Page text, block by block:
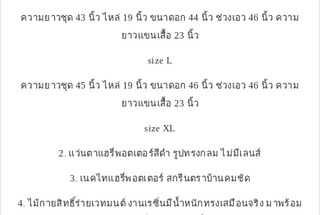
ความยาวชุด 43 นิ้ว ไหล่ 19 นิ้ว ขนาดอก 44 นิ้ว ช่วงเอว 46 นิ้ว ความ
ยาวแขนเสื้อ 23 นิ้ว
size L
ความยาวชุด 45 นิ้ว ไหล่ 19 นิ้ว ขนาดอก 46 นิ้ว ช่วงเอว 46 นิ้ว ความ
ยาวแขนเสื้อ 23 นิ้ว
size XL
2. แว่นตาแฮรี่พอตเตอร์สีดำ รูปทรงกลม ไม่มีเลนส์
3. เนคไทแฮรี่พอตเตอร์ สกรีนตราบ้านคมชัด
4. ไม้กายสิทธิ์ร่ายเวทมนต์ งานเรซิ่นมีน้ำหนักทรงเสมือนจริง มาพร้อม